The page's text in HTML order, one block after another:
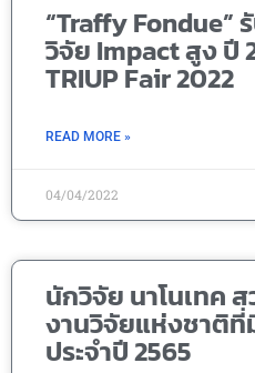
“Traffy Fondue”
วิจัย Impact สูง ปี
TRIUP Fair 2022
READ MORE »
04/04/2022
นักวิจัย นาโนเทค
งานวิจัยแห่งชาติ
ประจำปี 2565